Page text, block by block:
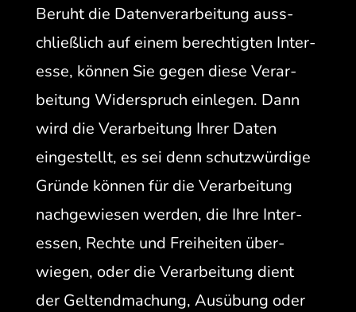
Beruht die Daten­ver­ar­beitung auss­
chließlich auf einem berechtigten Inter­
esse, kön­nen Sie gegen diese Ver­ar­
beitung Wider­spruch ein­le­gen. Dann
wird die Ver­ar­beitung Ihrer Dat­en
eingestellt, es sei denn schutzwürdi­ge
Gründe kön­nen für die Ver­ar­beitung
nachgewiesen wer­den, die Ihre Inter­
essen, Rechte und Frei­heit­en über­
wiegen, oder die Ver­ar­beitung dient
der Gel­tend­machung, Ausübung oder